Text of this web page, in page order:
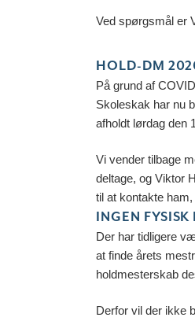
Ved spørgsmål er
HOLD-DM
På grund af
Skoleskak har nu
afholdt lørdag den
Vi vender tilbage
deltage, og Viktor
til at kontakte
INGEN FYSISK
Der har tidligere
at finde årets
holdmesterskab
Derfor vil der ikke